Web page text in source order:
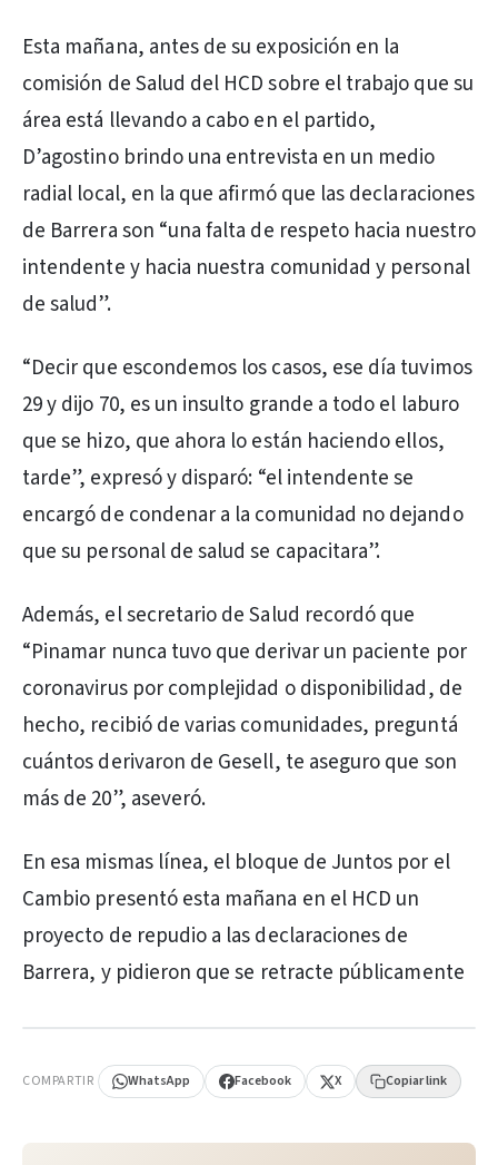
Esta mañana, antes de su exposición en la
comisión de Salud del HCD sobre el trabajo que su
área está llevando a cabo en el partido,
D’agostino brindo una entrevista en un medio
radial local, en la que afirmó que las declaraciones
de Barrera son “una falta de respeto hacia nuestro
intendente y hacia nuestra comunidad y personal
de salud”.
“Decir que escondemos los casos, ese día tuvimos
29 y dijo 70, es un insulto grande a todo el laburo
que se hizo, que ahora lo están haciendo ellos,
tarde”, expresó y disparó: “el intendente se
encargó de condenar a la comunidad no dejando
que su personal de salud se capacitara”.
Además, el secretario de Salud recordó que
“Pinamar nunca tuvo que derivar un paciente por
coronavirus por complejidad o disponibilidad, de
hecho, recibió de varias comunidades, preguntá
cuántos derivaron de Gesell, te aseguro que son
más de 20”, aseveró.
En esa mismas línea, el bloque de Juntos por el
Cambio presentó esta mañana en el HCD un
proyecto de repudio a las declaraciones de
Barrera, y pidieron que se retracte públicamente
COMPARTIR WhatsApp Facebook X Copiar link